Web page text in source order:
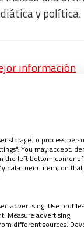
y política.
información
de la vida o
suele ser
tenemos un
storage to process
You may accept,
the left bottom corner
data menu item, on that
advertising. Use
Measure advertising
different sources.